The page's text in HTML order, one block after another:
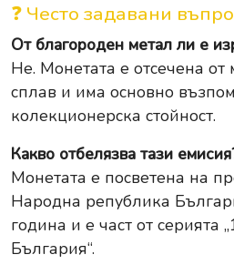
❓ Често задавани
От благороден метал ли е
Не. Монетата е отсечена
сплав и има основно
колекционерска стойност.
Какво отбелязва тази
Монетата е посветена на
Народна република
година и е част от серията
България“.